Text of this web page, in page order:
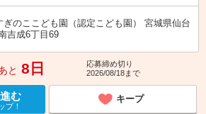
ぎのここども園（認定こども園） 宮城県仙台
吉成6丁目69
と 8日
応募締め切り
2026/08/18まで
む
プ！
キープ